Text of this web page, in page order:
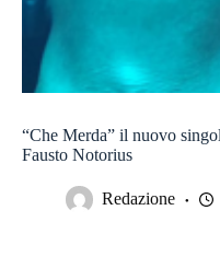
“Che Merda” il nuovo
Fausto Notorius
Redazione